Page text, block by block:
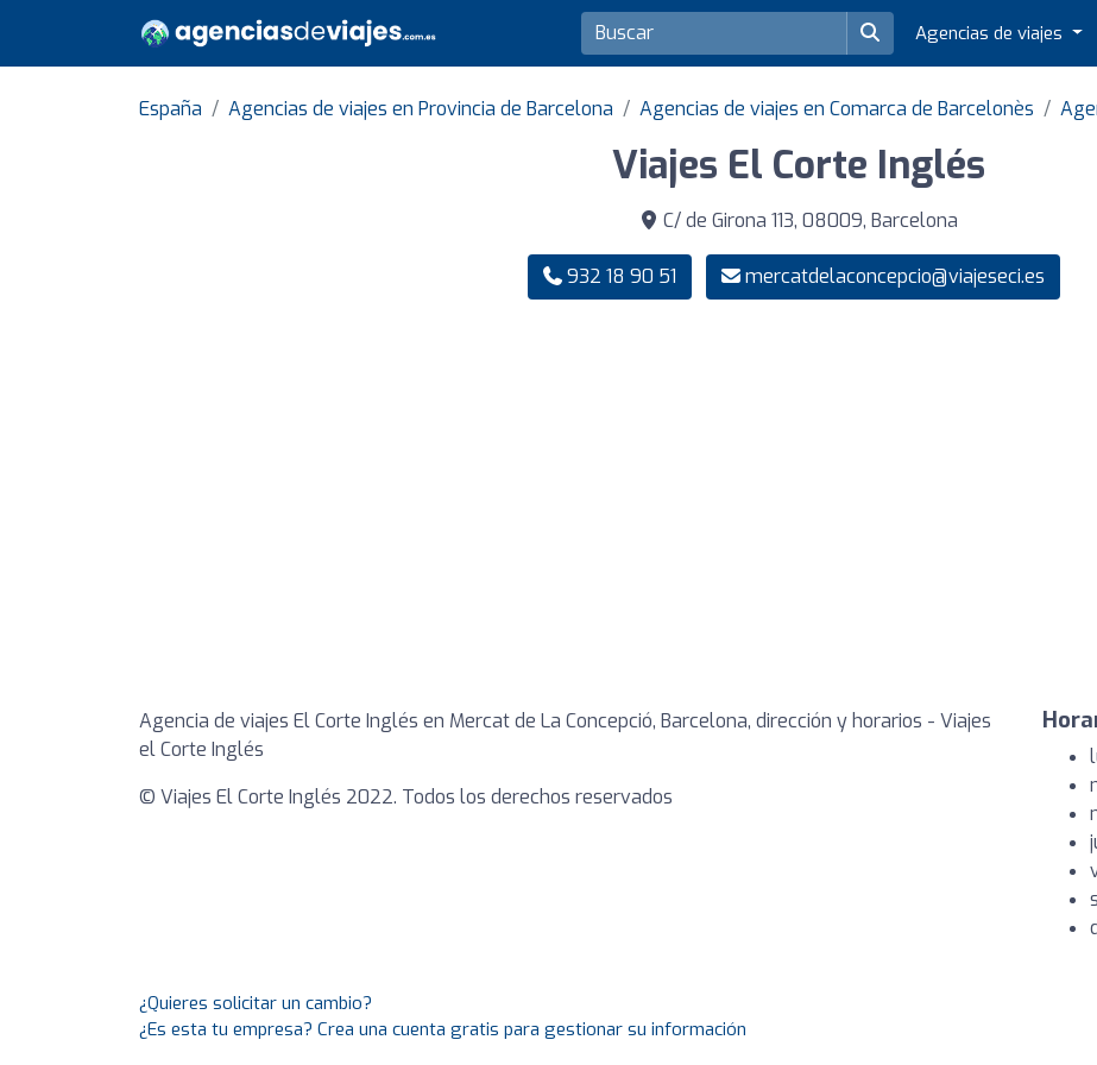
Agencias de viajes
España Agencias de viajes en Provincia de Barcelona Agencias de viajes en Comarca de Barcelonès
Viajes El Corte Inglés
C/ de Girona 113, 08009, Barcelona
932 18 90 51 mercatdelaconcepcio@viajeseci.es
Agencia de viajes El Corte Inglés en Mercat de La Concepció, Barcelona, dirección y horarios - Viajes
el Corte Inglés
© Viajes El Corte Inglés 2022. Todos los derechos reservados
¿Quieres solicitar un cambio?
¿Es esta tu empresa? Crea una cuenta gratis para gestionar su información